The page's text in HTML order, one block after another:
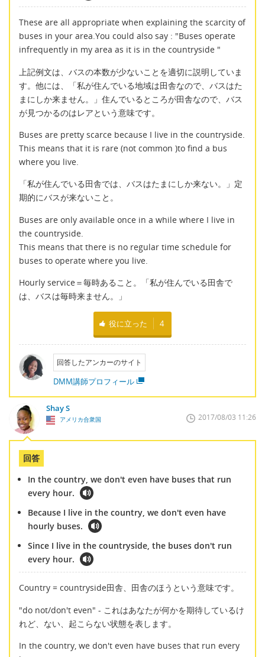
These are all appropriate when explaining the scarcity of
buses in your area.You could also say : "Buses operate
infrequently in my area as it is in the countryside "
上記例文は、バスの本数が少ないことを適切に説明していま
す。他には、「私が住んでいる地域は田舎なので、バスはた
まにしか来ません。」住んでいるところが田舎なので、バス
が見つかるのはレアという意味です。
Buses are pretty scarce because I live in the countryside.
This means that it is rare (not common )to find a bus
where you live.
「私が住んでいる田舎では、バスはたまにしか来ない。」定
期的にバスが来ないこと。
Buses are only available once in a while where I live in
the countryside.
This means that there is no regular time schedule for
buses to operate where you live.
Hourly service＝毎時あること。「私が住んでいる田舎で
は、バスは毎時来ません。」
役に立った 4
回答したアンカーのサイト
DMM講師プロフィール
Shay S
アメリカ合衆国 2017/08/03 11:26
回答
In the country, we don't even have buses that run
every hour.
Because I live in the country, we don't even have
hourly buses.
Since I live in the countryside, the buses don't run
every hour.
Country = countryside田舎、田舎のほうという意味です。
"do not/don't even" - これはあなたが何かを期待しているけ
れど、ない、起こらない状態を表します。
In the country, we don't even have buses that run every